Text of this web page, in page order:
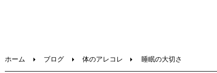
ホーム ブログ 体のアレコレ 睡眠の大切さ